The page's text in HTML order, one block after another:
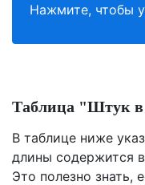
Нажмите, чтобы
Таблица "Штук в
В таблице ниже
длины содержится
Это полезно знать,